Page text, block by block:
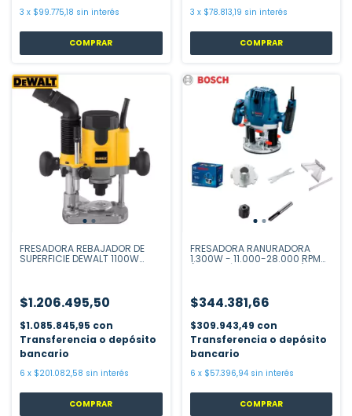
3 x $99.775,18 sin interés 3 x $78.813,19 sin interés
FRESADORA REBAJADOR DE
SUPERFICIE DEWALT 1100W
$1.206.495,50
$1.085.845,95 con
Transferencia o depósito
bancario
6 x $201.082,58 sin interés
COMPRAR
FRESADORA RANURADORA
1.300W - 11.000-28.000 RPM
$344.381,66
$309.943,49 con
Transferencia o depósito
bancario
6 x $57.396,94 sin interés
COMPRAR